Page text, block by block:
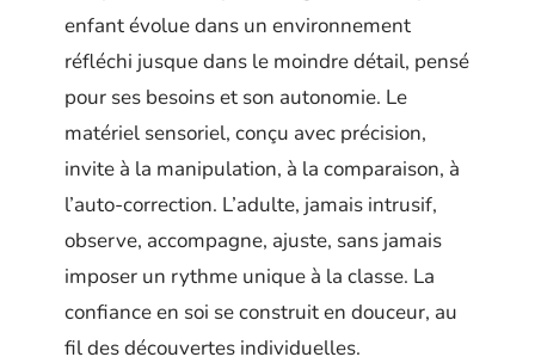
enfant évolue dans un environnement
réfléchi jusque dans le moindre détail, pensé
pour ses besoins et son autonomie. Le
matériel sensoriel, conçu avec précision,
invite à la manipulation, à la comparaison, à
l’auto-correction. L’adulte, jamais intrusif,
observe, accompagne, ajuste, sans jamais
imposer un rythme unique à la classe. La
confiance en soi se construit en douceur, au
fil des découvertes individuelles.